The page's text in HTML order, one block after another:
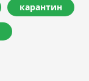
карантин